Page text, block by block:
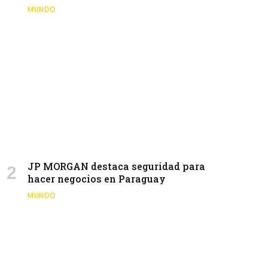
MUNDO
JP MORGAN destaca seguridad para
hacer negocios en Paraguay
MUNDO